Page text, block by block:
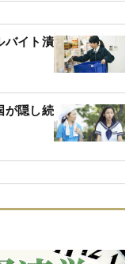
バイト漬
が隠し続